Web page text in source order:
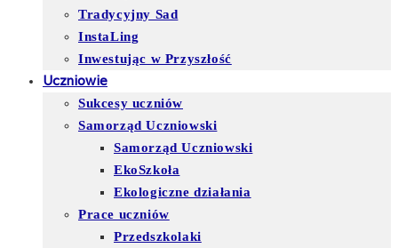
Tradycyjny Sad
InstaLing
Inwestując w Przyszłość
Uczniowie
Sukcesy uczniów
Samorząd Uczniowski
Samorząd Uczniowski
EkoSzkoła
Ekologiczne działania
Prace uczniów
Przedszkolaki